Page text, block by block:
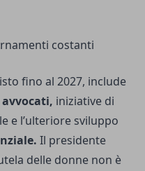
costanti
fino al 2027, include
avvocati, iniziative di
e l’ulteriore sviluppo
Il presidente
delle donne non è